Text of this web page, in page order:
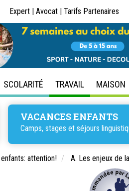
Expert | Avocat | Tarifs Partenaires
SCOLARITÉ TRAVAIL MAISON
VACANCES ENFANTS
Camps, stages et séjours
attention! A. Les enjeux de